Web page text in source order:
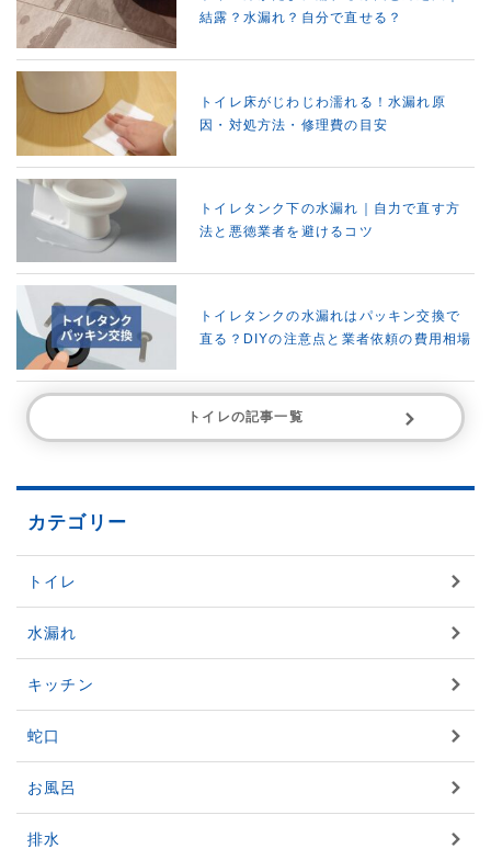
カテゴリー
トイレ
水漏れ
キッチン
蛇口
お風呂
排水
結露？水漏れ？自分で直せる？
トイレ床がじわじわ濡れる！水漏れ原
因・対処方法・修理費の目安
トイレタンク下の水漏れ｜自力で直す方
法と悪徳業者を避けるコツ
トイレタンクの水漏れはパッキン交換で
直る？DIYの注意点と業者依頼の費用相場
トイレの記事一覧